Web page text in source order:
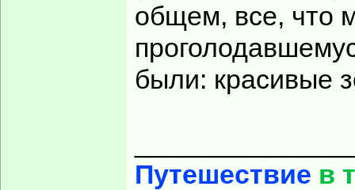
общем, все, что
были: красивые
Путешествие в